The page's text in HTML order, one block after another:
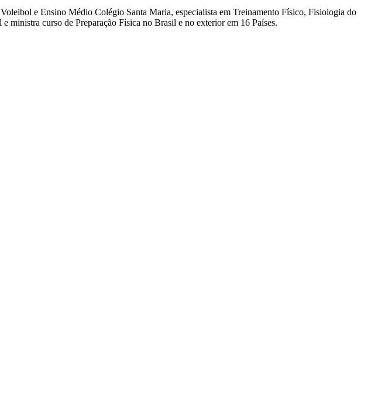
e Ensino Médio Colégio Santa Maria, especialista em Treinamento Físico, Fisiologia do
curso de Preparação Física no Brasil e no exterior em 16 Países.